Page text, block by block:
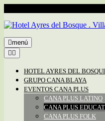
menú
HOTEL AYRES DEL
GRUPO CANA BLAYA
EVENTOS CANA PLUS
CANA PLUS LATINO
CANA PLUS
CANA PLUS FOLK